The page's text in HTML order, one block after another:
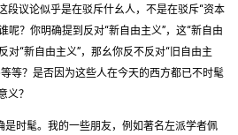
段议论似乎是在驳斥什幺人，不是在驳斥“资本
呢？你明确提到反对“新自由主义”，这“新自由
对“新自由主义”，那幺你反不反对“旧自由主
等？是否因为这些人在今天的西方都已不时髦
义？
是时髦。我的一些朋友，例如著名左派学者佩